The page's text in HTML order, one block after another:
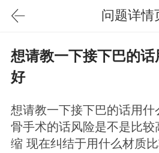
问题详情
想请教一下接下巴的
好
想请教一下接下巴的话用什
骨手术的话风险是不是比
缩 现在纠结于用什么材质